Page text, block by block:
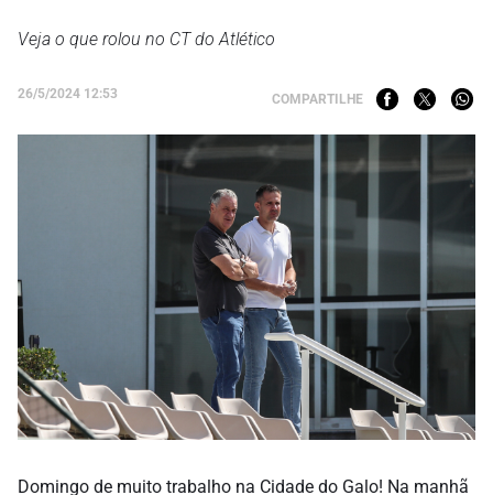
Veja o que rolou no CT do Atlético
26/5/2024 12:53 COMPARTILHE
Domingo de muito trabalho na Cidade do Galo! Na manhã